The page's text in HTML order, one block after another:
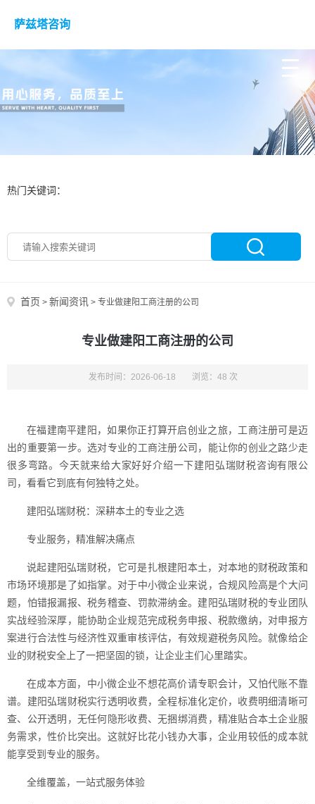
萨兹塔咨询
热门关键词：
首页 > 新闻资讯 > 专业做建阳工商注册的公司
专业做建阳工商注册的公司
发布时间：2026-06-18 浏览：48 次
在福建南平建阳，如果你正打算开启创业之旅，工商注册可是迈
出的重要第一步。选对专业的工商注册公司，能让你的创业之路少走
很多弯路。今天就来给大家好好介绍一下建阳弘瑞财税咨询有限公
司，看看它到底有何独特之处。
建阳弘瑞财税：深耕本土的专业之选
专业服务，精准解决痛点
说起建阳弘瑞财税，它可是扎根建阳本土，对本地的财税政策和
市场环境那是了如指掌。对于中小微企业来说，合规风险高是个大问
题，怕错报漏报、税务稽查、罚款滞纳金。建阳弘瑞财税的专业团队
实战经验深厚，能协助企业规范完成税务申报、税款缴纳，对申报方
案进行合法性与经济性双重审核评估，有效规避税务风险。就像给企
业的财税安全上了一把坚固的锁，让企业主们心里踏实。
在成本方面，中小微企业不想花高价请专职会计，又怕代账不靠
谱。建阳弘瑞财税实行透明收费，全程标准化定价，收费明细清晰可
查、公开透明，无任何隐形收费、无捆绑消费，精准贴合本土企业服
务需求，性价比突出。这就好比花小钱办大事，企业用较低的成本就
能享受到专业的服务。
全维覆盖，一站式服务体验